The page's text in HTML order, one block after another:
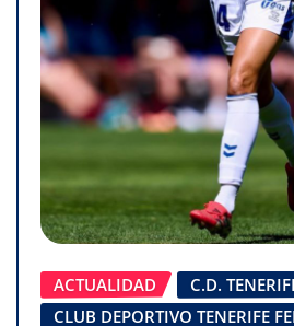
ACTUALIDAD
C.D.
CLUB DEPORTIVO TENERIFE